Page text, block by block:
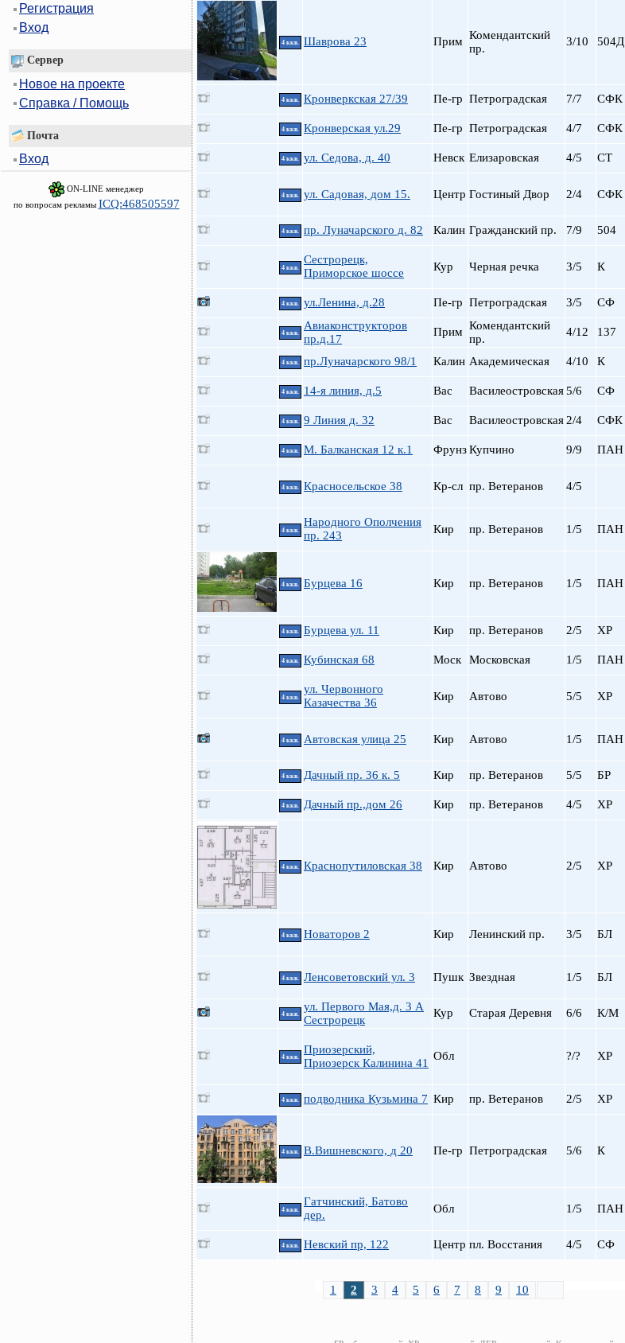
Регистрация
Вход
Сервер
Новое на проекте
Справка / Помощь
Почта
Вход
ON-LINE менеджер
по вопросам рекламы ICQ:468505597
4 ккв. Шаврова 23 Прим Комендантский
пр.
3/10 504Д
4 ккв. Кронверкская 27/39 Пе-гр Петроградская 7/7 СФК
4 ккв. Кронверская ул.29 Пе-гр Петроградская 4/7 СФК
4 ккв. ул. Седова, д. 40 Невск Елизаровская 4/5 СТ
4 ккв. ул. Садовая, дом 15. Центр Гостиный Двор 2/4 СФК
4 ккв. пр. Луначарского д. 82 Калин Гражданский пр. 7/9 504
4 ккв.
Сестрорецк,
Приморское шоссе
Кур Черная речка 3/5 К
4 ккв. ул.Ленина, д.28 Пе-гр Петроградская 3/5 СФ
4 ккв.
Авиаконструкторов
пр.д.17
Прим Комендантский
пр.
4/12 137
4 ккв. пр.Луначарского 98/1 Калин Академическая 4/10 К
4 ккв. 14-я линия, д.5 Вас Василеостровская5/6 СФ
4 ккв. 9 Линия д. 32 Вас Василеостровская 2/4 СФК
4 ккв. М. Балканская 12 к.1 ФрунзКупчино 9/9 ПАН
4 ккв. Красносельское 38 Кр-сл пр. Ветеранов 4/5
4 ккв.
Народного Ополчения
пр. 243
Кир пр. Ветеранов 1/5 ПАН
4 ккв. Бурцева 16 Кир пр. Ветеранов 1/5 ПАН
4 ккв. Бурцева ул. 11 Кир пр. Ветеранов 2/5 ХР
4 ккв. Кубинская 68 Моск Московская 1/5 ПАН
4 ккв.
ул. Червонного
Казачества 36
Кир Автово 5/5 ХР
4 ккв. Автовская улица 25 Кир Автово 1/5 ПАН
4 ккв. Дачный пр. 36 к. 5 Кир пр. Ветеранов 5/5 БР
4 ккв. Дачный пр.,дом 26 Кир пр. Ветеранов 4/5 ХР
4 ккв. Краснопутиловская 38 Кир Автово 2/5 ХР
4 ккв. Новаторов 2 Кир Ленинский пр. 3/5 БЛ
4 ккв. Ленсоветовский ул. 3 Пушк Звездная 1/5 БЛ
4 ккв.
ул. Первого Мая,д. 3 А
Сестрорецк
Кур Старая Деревня 6/6 К/М
4 ккв.
Приозерский,
Приозерск Калинина 41
Обл ?/? ХР
4 ккв. подводника Кузьмина 7 Кир пр. Ветеранов 2/5 ХР
4 ккв. В.Вишневского, д 20 Пе-гр Петроградская 5/6 К
4 ккв.
Гатчинский, Батово
дер.
Обл 1/5 ПАН
4 ккв. Невский пр, 122 Центр пл. Восстания 4/5 СФ
1 2 3 4 5 6 7 8 9 10